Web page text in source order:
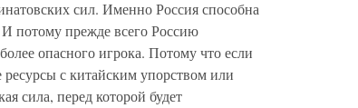
сил. Именно Россия способна
потому прежде всего Россию
опасного игрока. Потому что если
с китайским упорством или
сила, перед которой будет